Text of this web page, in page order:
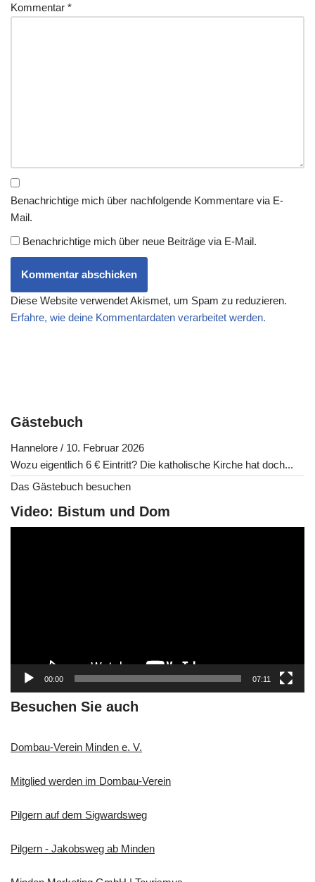
Kommentar *
Benachrichtige mich über nachfolgende Kommentare via E-
Mail.
Benachrichtige mich über neue Beiträge via E-Mail.
Diese Website verwendet Akismet, um Spam zu reduzieren.
Erfahre, wie deine Kommentardaten verarbeitet werden.
Gästebuch
Hannelore / 10. Februar 2026
Wozu eigentlich 6 € Eintritt? Die katholische Kirche hat doch...
Das Gästebuch besuchen
Video: Bistum und Dom
e
00:00 07:11
Besuchen Sie auch
Dombau-Verein Minden e. V.
Mitglied werden im Dombau-Verein
Pilgern auf dem Sigwardsweg
Pilgern - Jakobsweg ab Minden